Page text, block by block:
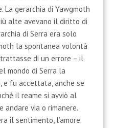
La gerarchia di Yawgmoth
alte avevano il diritto di
di Serra era solo
la spontanea volontà
di un errore – il
mondo di Serra la
e fu accettata, anche se
il reame si avviò al
via o rimanere.
il sentimento, l’amore.